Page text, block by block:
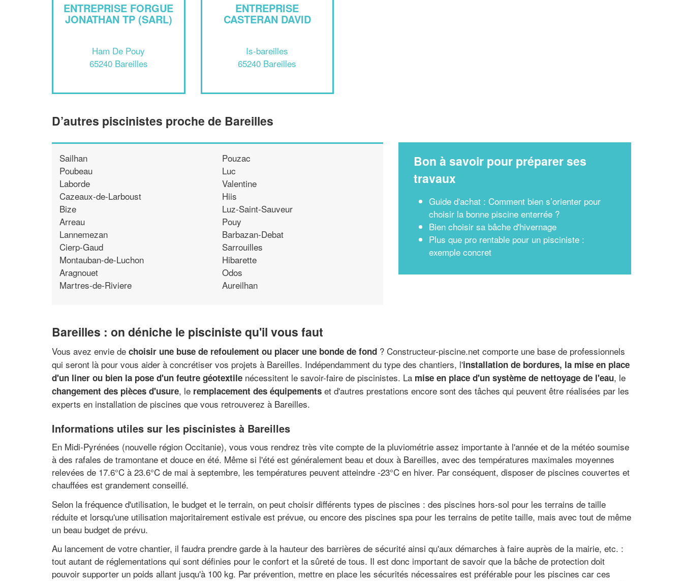
ENTREPRISE FORGUE
JONATHAN TP (SARL)
Ham De Pouy
65240 Bareilles
ENTREPRISE
CASTERAN DAVID
Is-bareilles
65240 Bareilles
D’autres piscinistes proche de Bareilles
Sailhan
Poubeau
Laborde
Cazeaux-de-Larboust
Bize
Arreau
Lannemezan
Cierp-Gaud
Montauban-de-Luchon
Aragnouet
Martres-de-Riviere
Pouzac
Luc
Valentine
Hiis
Luz-Saint-Sauveur
Pouy
Barbazan-Debat
Sarrouilles
Hibarette
Odos
Aureilhan
Bon à savoir pour préparer ses
travaux
Guide d'achat : Comment bien s’orienter pour
choisir la bonne piscine enterrée ?
Bien choisir sa bâche d'hivernage
Plus que pro rentable pour un pisciniste :
exemple concret
Bareilles : on déniche le pisciniste qu'il vous faut
Vous avez envie de choisir une buse de refoulement ou placer une bonde de fond ? Constructeur-piscine.net comporte une base de professionnels
qui seront là pour vous aider à concrétiser vos projets à Bareilles. Indépendamment du type des chantiers, l'installation de bordures, la mise en place
d'un liner ou bien la pose d'un feutre géotextile nécessitent le savoir-faire de piscinistes. La mise en place d'un système de nettoyage de l'eau, le
changement des pièces d'usure, le remplacement des équipements et d'autres prestations encore sont des tâches qui peuvent être réalisées par les
experts en installation de piscines que vous retrouverez à Bareilles.
Informations utiles sur les piscinistes à Bareilles
En Midi-Pyrénées (nouvelle région Occitanie), vous vous rendrez très vite compte de la pluviométrie assez importante à l'année et de la météo soumise
à des rafales de tramontane et douce en été. Même si l'été est généralement beau et doux à Bareilles, avec des températures maximales moyennes
relevées de 17.6°C à 23.6°C de mai à septembre, les températures peuvent atteindre -23°C en hiver. Par conséquent, disposer de piscines couvertes et
chauffées est grandement conseillé.
Selon la fréquence d'utilisation, le budget et le terrain, on peut choisir différents types de piscines : des piscines hors-sol pour les terrains de taille
réduite et lorsqu'une utilisation majoritairement estivale est prévue, ou encore des piscines spa pour les terrains de petite taille, mais avec tout de même
un beau budget de prévu.
Au lancement de votre chantier, il faudra prendre garde à la hauteur des barrières de sécurité ainsi qu'aux démarches à faire auprès de la mairie, etc. :
tout autant de réglementations qui sont définies pour le confort et la sûreté de tous. Il est donc important de savoir que la bâche de protection doit
pouvoir supporter un poids allant jusqu'à 100 kg. Par prévention, mettre en place les sécurités nécessaires est préférable pour les piscines car ces
nouveaux clients!
En savoir plus